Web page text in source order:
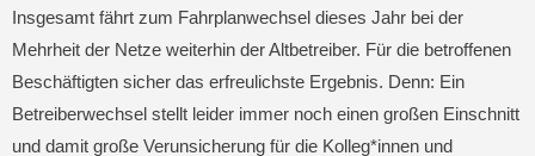
Insgesamt fährt zum Fahrplanwechsel dieses Jahr bei der
Mehrheit der Netze weiterhin der Altbetreiber. Für die betroffenen
Beschäftigten sicher das erfreulichste Ergebnis. Denn: Ein
Betreiberwechsel stellt leider immer noch einen großen Einschnitt
und damit große Verunsicherung für die Kolleg*innen und